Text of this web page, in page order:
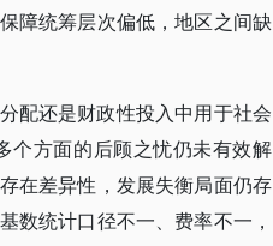
障统筹层次偏低，地区之间缺
配还是财政性投入中用于社会
个方面的后顾之忧仍未有效解
在差异性，发展失衡局面仍存
数统计口径不一、费率不一，